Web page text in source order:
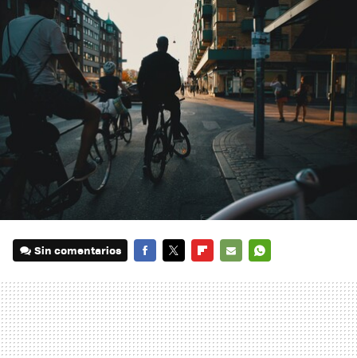
Sin comentarios
MAIL